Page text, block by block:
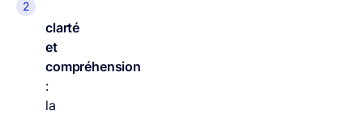
clarté
et
compréhension
:
la